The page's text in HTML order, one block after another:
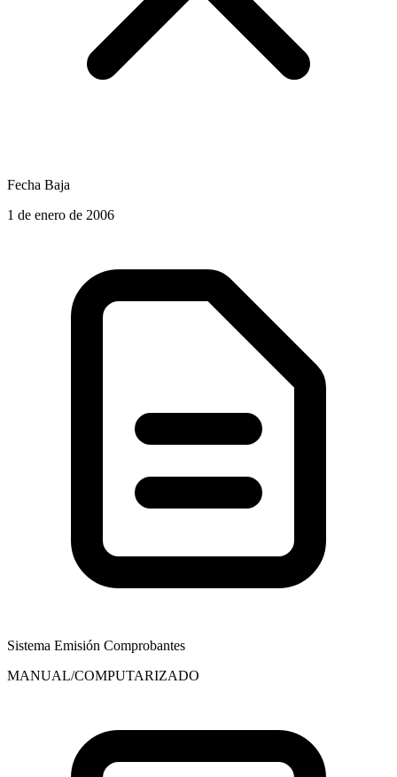
Fecha Baja
1 de enero de 2006
Sistema Emisión Comprobantes
MANUAL/COMPUTARIZADO